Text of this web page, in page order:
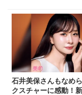
石井美保さんもなめ
クスチャーに感動！